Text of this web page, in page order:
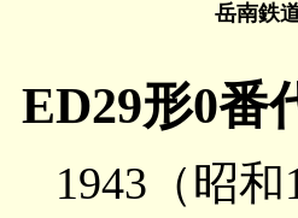
岳南鉄
ED29形0番
1943（昭和